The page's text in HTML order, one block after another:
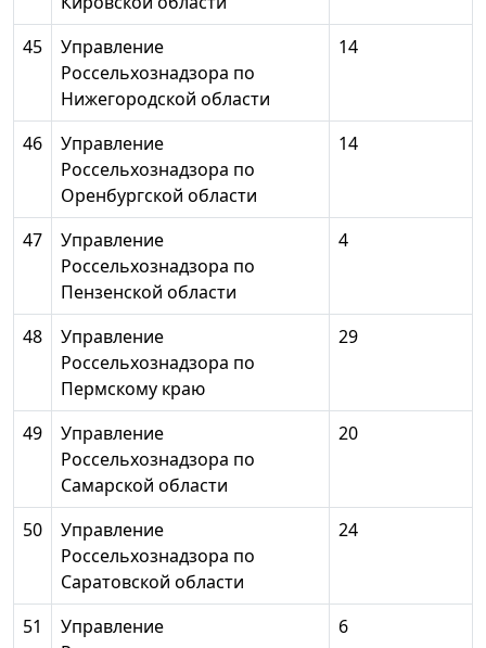
45
Управление
Россельхознадзора по
Нижегородской области
14
46
Управление
Россельхознадзора по
Оренбургской области
14
47
Управление
Россельхознадзора по
Пензенской области
4
48
Управление
Россельхознадзора по
Пермскому краю
29
49
Управление
Россельхознадзора по
Самарской области
20
50
Управление
Россельхознадзора по
Саратовской области
24
51
Управление
6